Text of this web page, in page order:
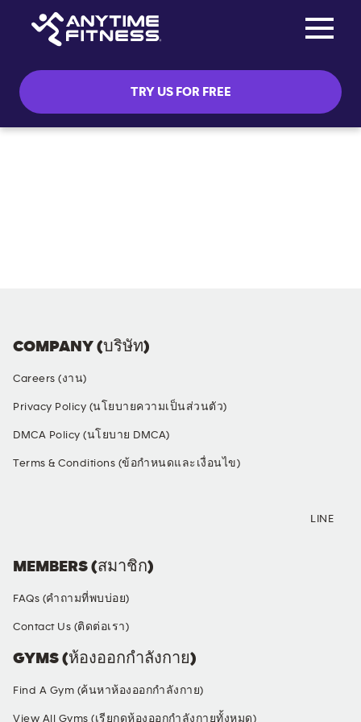
TRY US FOR FREE
COMPANY (บริษัท)
Careers (งาน)
Privacy Policy (นโยบายความเป็นส่วนตัว)
DMCA Policy (นโยบาย DMCA)
Terms & Conditions (ข้อกำหนดและเงื่อนไข)
GYMS (ห้องออกกำลังกาย)
Find A Gym (ค้นหาห้องออกกำลังกาย)
View All Gyms (เรียกดูห้องออกกำลังกายทั้งหมด)
MEMBERS (สมาชิก)
FAQs (คำถามที่พบบ่อย)
Contact Us (ติดต่อเรา)
LINE